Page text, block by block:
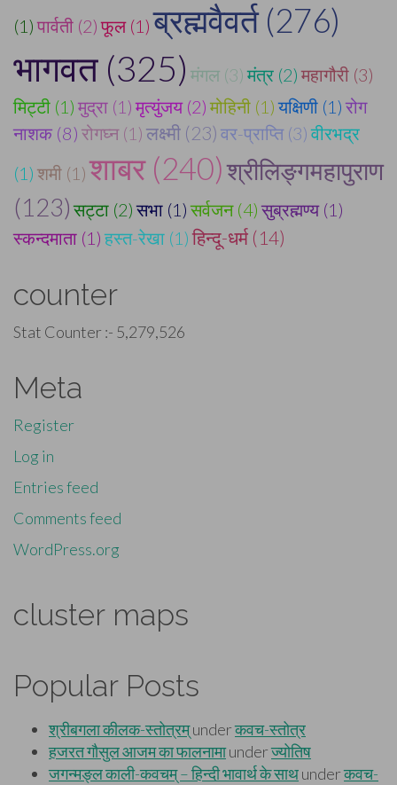
(1) पार्वती (2) फूल (1) ब्रह्मवैवर्त (276)
भागवत (325) मंगल (3) मंत्र (2) महागौरी (3)
मिट्टी (1) मुद्रा (1) मृत्युंजय (2) मोहिनी (1) यक्षिणी (1) रोग
नाशक (8) रोगघ्न (1) लक्ष्मी (23) वर-प्राप्ति (3) वीरभद्र
(1) शमी (1) शाबर (240)श्रीलिङ्गमहापुराण
(123) सट्टा (2) सभा (1) सर्वजन (4) सुब्रह्मण्य (1)
स्कन्दमाता (1) हस्त-रेखा (1) हिन्दू-धर्म (14)
counter
Stat Counter :- 5,279,526
Meta
Register
Log in
Entries feed
Comments feed
WordPress.org
cluster maps
Popular Posts